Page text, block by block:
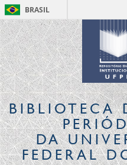
BRASIL
BIBLIOTECA
DA
FEDERAL